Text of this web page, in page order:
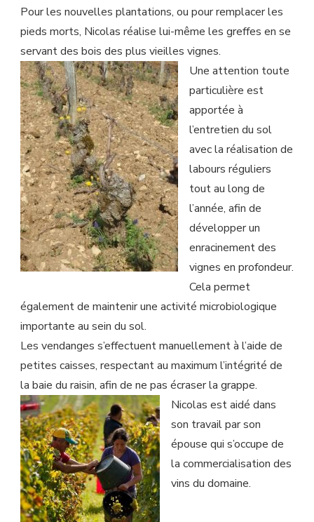
Pour les nouvelles plantations, ou pour remplacer les
pieds morts, Nicolas réalise lui-même les greffes en se
servant des bois des plus vieilles vignes.
Une attention toute
particulière est
apportée à
l’entretien du sol
avec la réalisation de
labours réguliers
tout au long de
l’année, afin de
développer un
enracinement des
vignes en profondeur.
Cela permet
également de maintenir une activité microbiologique
importante au sein du sol.
Les vendanges s’effectuent manuellement à l’aide de
petites caisses, respectant au maximum l’intégrité de
la baie du raisin, afin de ne pas écraser la grappe.
Nicolas est aidé dans
son travail par son
épouse qui s’occupe de
la commercialisation des
vins du domaine.